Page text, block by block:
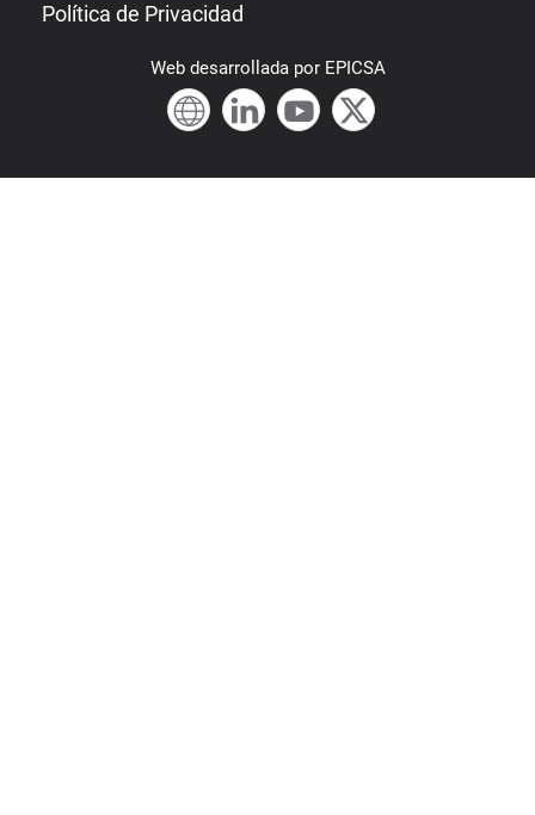
Política de Privacidad
Webdesarrollada por EPICSA